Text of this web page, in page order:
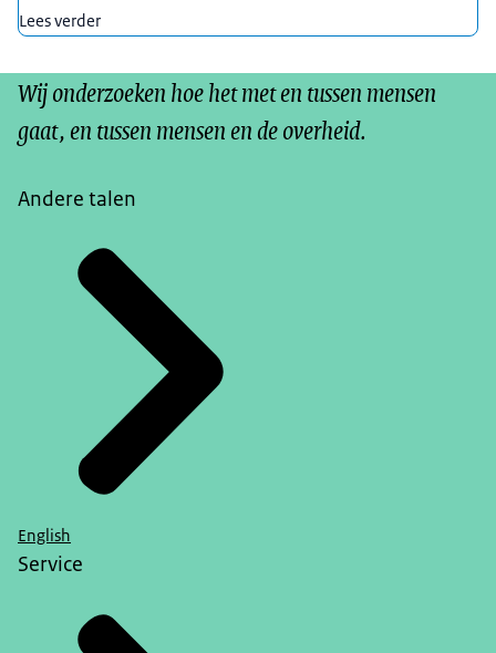
Lees verder
Wij onderzoeken hoe het met en tussen mensen
gaat, en tussen mensen en de overheid.
Andere talen
English
Service